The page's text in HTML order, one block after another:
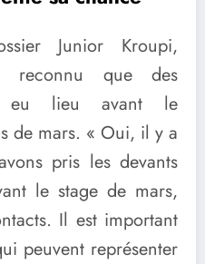
Junior Kroupi,
reconnu que des
eu lieu avant le
de mars. « Oui, il y a
pris les devants
le stage de mars,
Il est important
peuvent représenter